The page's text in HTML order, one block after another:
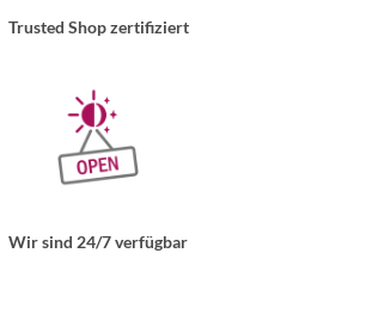
Trusted Shop zertifiziert
Wir sind 24/7 verfügbar